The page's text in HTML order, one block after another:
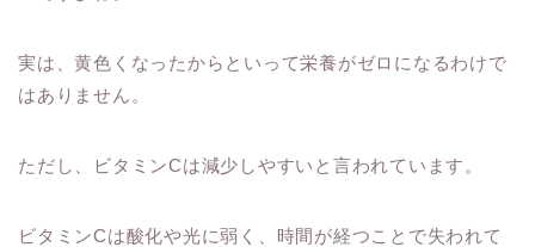
実は、黄色くなったからといって栄養がゼロになるわけで
はありません。
ただし、ビタミンCは減少しやすいと言われています。
ビタミンCは酸化や光に弱く、時間が経つことで失われて